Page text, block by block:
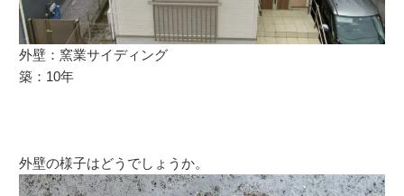
外壁：窯業サイディング
築：10年
外壁の様子はどうでしょうか。